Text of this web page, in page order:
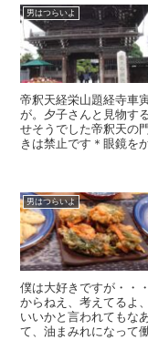
男はつらいよ
帝釈天経栄山題経寺車
が。夕子さんと見物す
せそうでした帝釈天の
きは禁止です＊眼鏡を
男はつらいよ
僕は大好きですが・・
からねえ、考えてるよ
いいかと言われてもな
て、油まみれになって